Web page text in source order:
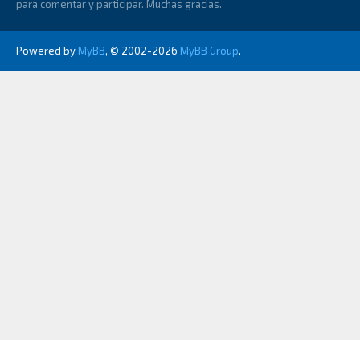
para comentar y participar. Muchas gracias.
Powered by MyBB, © 2002-2026 MyBB Group.